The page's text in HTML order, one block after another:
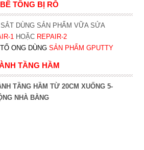
TÔNG BỊ RỖ
DÙNG SẢN PHẨM VỮA SỬA
1HOẶC REPAIR-2
ONG DÙNG SẢN PHẨM GPUTTY
TẦNG HẦM
TẦNG HẦM TỪ 20CM XUỐNG 5-
NHÀ BẰNG